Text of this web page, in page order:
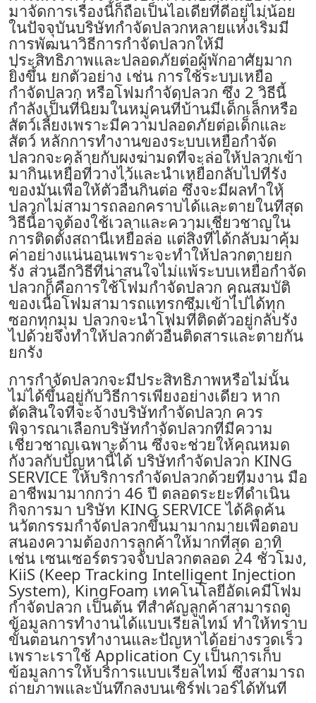
มาจัดการเรื่องนี้ก็ถือเป็นไอเดียที่ดีอยู่ไม่น้อย
ในปัจจุบันบริษัทกำจัดปลวกหลายแห่งเริ่มมี
การพัฒนาวิธีการกำจัดปลวกให้มี
ประสิทธิภาพและปลอดภัยต่อผู้พักอาศัยมาก
ยิ่งขึ้น ยกตัวอย่าง เช่น การใช้ระบบเหยื่อ
กำจัดปลวก หรือโฟมกำจัดปลวก ซึ่ง 2 วิธีนี้
กำลังเป็นที่นิยมในหมู่คนที่บ้านมีเด็กเล็กหรือ
สัตว์เลี้ยงเพราะมีความปลอดภัยต่อเด็กและ
สัตว์ หลักการทำงานของระบบเหยื่อกำจัด
ปลวกจะคล้ายกับผงฆ่ามดที่จะล่อให้ปลวกเข้า
มากินเหยื่อที่วางไว้และนำเหยื่อกลับไปที่รัง
ของมันเพื่อให้ตัวอื่นกินต่อ ซึ่งจะมีผลทำให้
ปลวกไม่สามารถลอกคราบได้และตายในที่สุด
วิธีนี้อาจต้องใช้เวลาและความเชี่ยวชาญใน
การติดตั้งสถานีเหยื่อล่อ แต่สิ่งที่ได้กลับมาคุ้ม
ค่าอย่างแน่นอนเพราะจะทำให้ปลวกตายยก
รัง ส่วนอีกวิธีที่น่าสนใจไม่แพ้ระบบเหยื่อกำจัด
ปลวกก็คือการใช้โฟมกำจัดปลวก คุณสมบัติ
ของเนื้อโฟมสามารถแทรกซึมเข้าไปได้ทุก
ซอกทุกมุม ปลวกจะนำโฟมที่ติดตัวอยู่กลับรัง
ไปด้วยจึงทำให้ปลวกตัวอื่นติดสารและตายกัน
ยกรัง
การกำจัดปลวกจะมีประสิทธิภาพหรือไม่นั้น
ไม่ได้ขึ้นอยู่กับวิธีการเพียงอย่างเดียว หาก
ตัดสินใจที่จะจ้างบริษัทกำจัดปลวก ควร
พิจารณาเลือกบริษัทกำจัดปลวกที่มีความ
เชี่ยวชาญเฉพาะด้าน ซึ่งจะช่วยให้คุณหมด
กังวลกับปัญหานี้ได้ บริษัทกำจัดปลวก KING
SERVICE ให้บริการกำจัดปลวกด้วยทีมงาน มือ
อาชีพมามากกว่า 46 ปี ตลอดระยะที่ดำเนิน
กิจการมา บริษัท KING SERVICE ได้คิดค้น
นวัตกรรมกำจัดปลวกขึ้นมามากมายเพื่อตอบ
สนองความต้องการลูกค้าให้มากที่สุด อาทิ
เช่น เซนเซอร์ตรวจจับปลวกตลอด 24 ชั่วโมง,
KiiS (Keep Tracking Intelligent Injection
System), KingFoam เทคโนโลยีอัดเคมีโฟม
กำจัดปลวก เป็นต้น ที่สำคัญลูกค้าสามารถดู
ข้อมูลการทำงานได้แบบเรียลไทม์ ทำให้ทราบ
ขั้นตอนการทำงานและปัญหาได้อย่างรวดเร็ว
เพราะเราใช้ Application Cy เป็นการเก็บ
ข้อมูลการให้บริการแบบเรียลไทม์ ซึ่งสามารถ
ถ่ายภาพและบันทึกลงบนเซิร์ฟเวอร์ได้ทันที